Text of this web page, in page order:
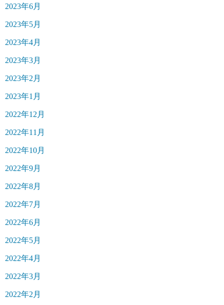
2023年6月
2023年5月
2023年4月
2023年3月
2023年2月
2023年1月
2022年12月
2022年11月
2022年10月
2022年9月
2022年8月
2022年7月
2022年6月
2022年5月
2022年4月
2022年3月
2022年2月